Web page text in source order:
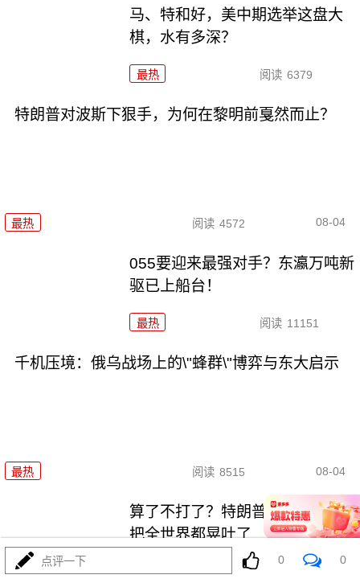
马、特和好，美中期选举这盘大
棋，水有多深？
最热 阅读 6379
特朗普对波斯下狠手，为何在黎明前戛然而止？
最热 阅读 4572 08-04
055要迎来最强对手？东瀛万吨新
驱已上船台！
最热 阅读 11151
千机压境：俄乌战场上的\"蜂群\"博弈与东大启示
最热 阅读 8515 08-04
算了不打了？特朗普这脚刹车，
把全世界都晃吐了
最热 15749
点评一下 0 0